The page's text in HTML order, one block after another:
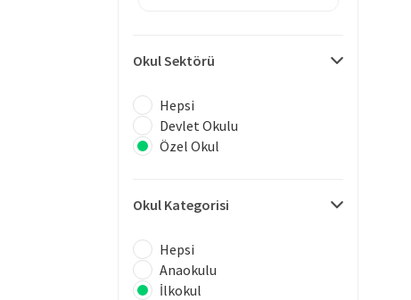
Okul Sektörü
Hepsi
Devlet Okulu
Özel Okul
Okul Kategorisi
Hepsi
Anaokulu
İlkokul